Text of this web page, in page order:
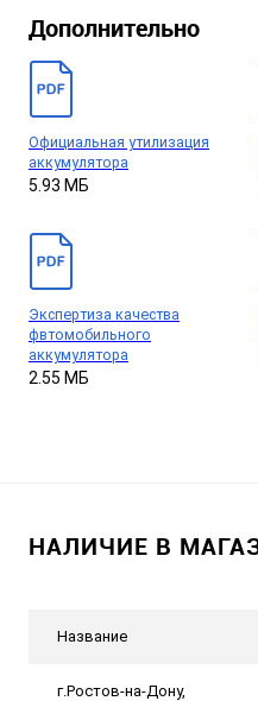
Дополнительно
Официальная утилизация
аккумулятора
5.93 МБ
Экспертиза качества
фвтомобильного
аккумулятора
2.55 МБ
НАЛИЧИЕ В
Название
г.Ростов-на-Дону,